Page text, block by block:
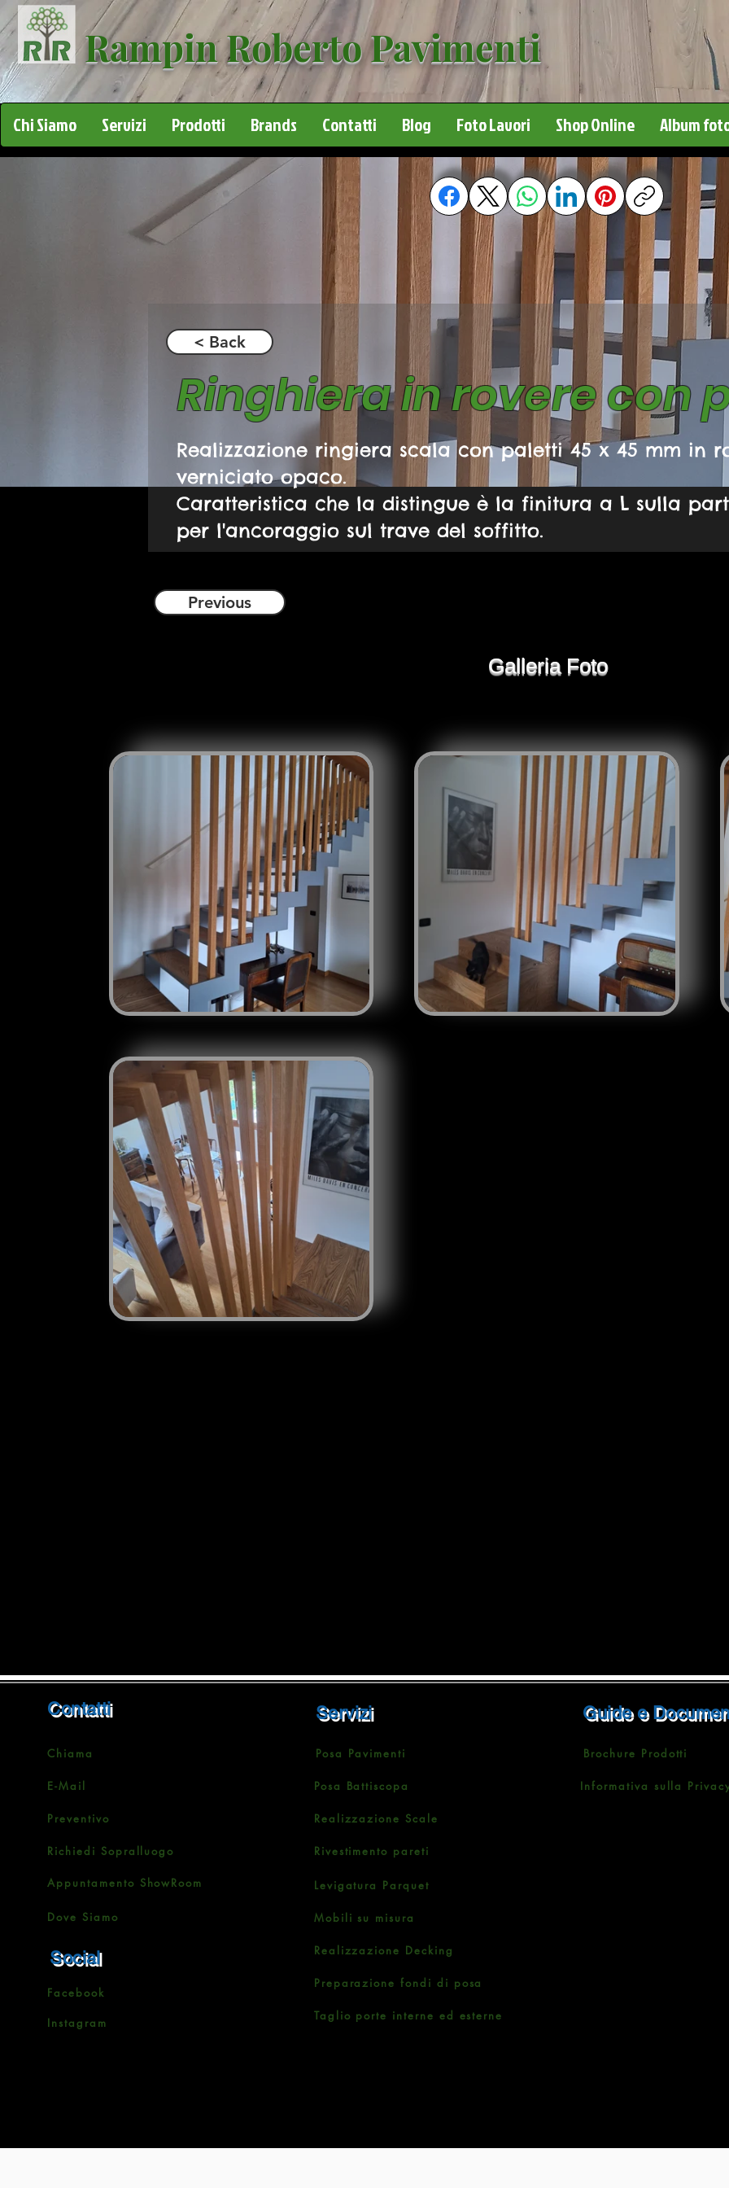
Rampin Roberto Pavimenti
Chi Siamo Servizi Prodotti Brands Contatti Blog Foto Lavori Shop Online Album
< Back
Ringhiera in rovere con
Realizzazione ringiera scala con paletti 45 x 45 mm in
verniciato opaco.
Caratteristica che la distingue è la finitura a L sulla
per l'ancoraggio sul trave del soffitto.
Galleria Foto
Previous
Contatti
Chiama
E-Mail
Preventivo
Appuntamento ShowRoom
Richiedi Sopralluogo
Dove Siamo
Social
Facebook
Instagram
Servizi
Posa Pavimenti
Posa Battiscopa
Realizzazione Scale
Rivestimento pareti
Levigatura Parquet
Mobili su misura
Realizzazione Decking
Preparazione fondi di posa
Taglio porte interne ed esterne
Guide e
Brochure Prodotti
Informativa sulla